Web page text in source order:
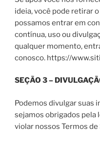
ideia, você pode retirar
possamos entrar em
contínua, uso ou
qualquer momento,
conosco. https://
SEÇÃO 3 –
Podemos divulgar suas
sejamos obrigados pela
violar nossos Termos de